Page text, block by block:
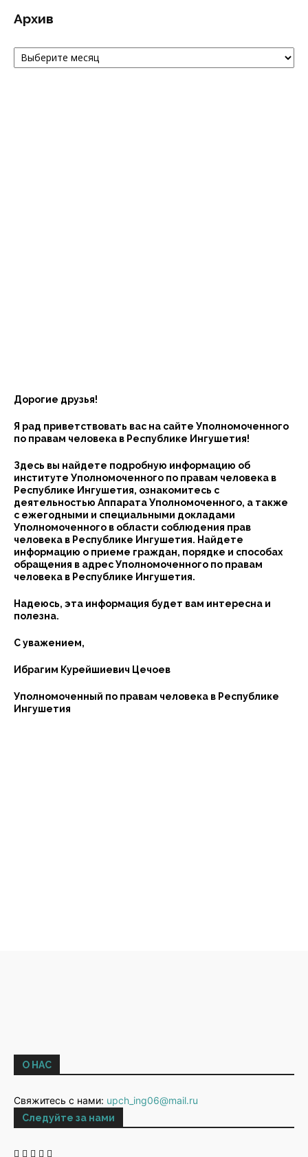
Архив
Архив
Дорогие друзья!
Я рад приветствовать вас на сайте Уполномоченного
по правам человека в Республике Ингушетия!
Здесь вы найдете подробную информацию об
институте Уполномоченного по правам человека в
Республике Ингушетия, ознакомитесь с
деятельностью Аппарата Уполномоченного, а также
с ежегодными и специальными докладами
Уполномоченного в области соблюдения прав
человека в Республике Ингушетия. Найдете
информацию о приеме граждан, порядке и способах
обращения в адрес Уполномоченного по правам
человека в Республике Ингушетия.
Надеюсь, эта информация будет вам интересна и
полезна.
С уважением,
Ибрагим Курейшиевич Цечоев
Уполномоченный по правам человека в Республике
Ингушетия
О НАС
Свяжитесь с нами: upch_ing06@mail.ru
Следуйте за нами